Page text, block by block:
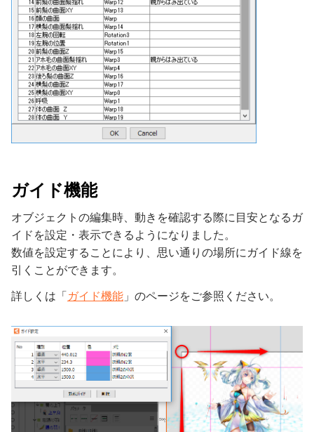
ガイド機能
オブジェクトの編集時、動きを確認する際に目安となるガ
イドを設定・表示できるようになりました。
数値を設定することにより、思い通りの場所にガイド線を
引くことができます。
詳しくは「 ガイド機能 」のページをご参照ください。